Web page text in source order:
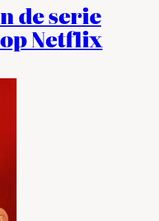
de serie
Netflix